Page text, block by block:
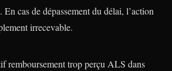
cas de dépassement du délai, l’action
irrecevable.
remboursement trop perçu ALS dans